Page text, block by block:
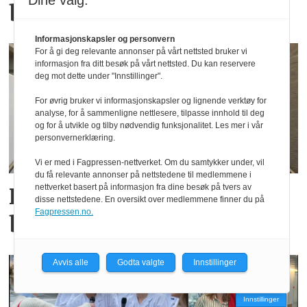
barn og unge
Her er årets nyutdannede
bioingeniører
Innstillinger
Informasjonskapsler og personvern
For å gi deg relevante annonser på vårt nettsted bruker vi
informasjon fra ditt besøk på vårt nettsted. Du kan reservere
deg mot dette under "Innstillinger".
For øvrig bruker vi informasjonskapsler og lignende verktøy for
analyse, for å sammenligne nettlesere, tilpasse innhold til deg
og for å utvikle og tilby nødvendig funksjonalitet. Les mer i vår
personvernerklæring.
Vi er med i Fagpressen-nettverket. Om du samtykker under, vil
du få relevante annonser på nettstedene til medlemmene i
nettverket basert på informasjon fra dine besøk på tvers av
disse nettstedene. En oversikt over medlemmene finner du på
Fagpressen.no.
Avvis alle Godta valgte Innstillinger